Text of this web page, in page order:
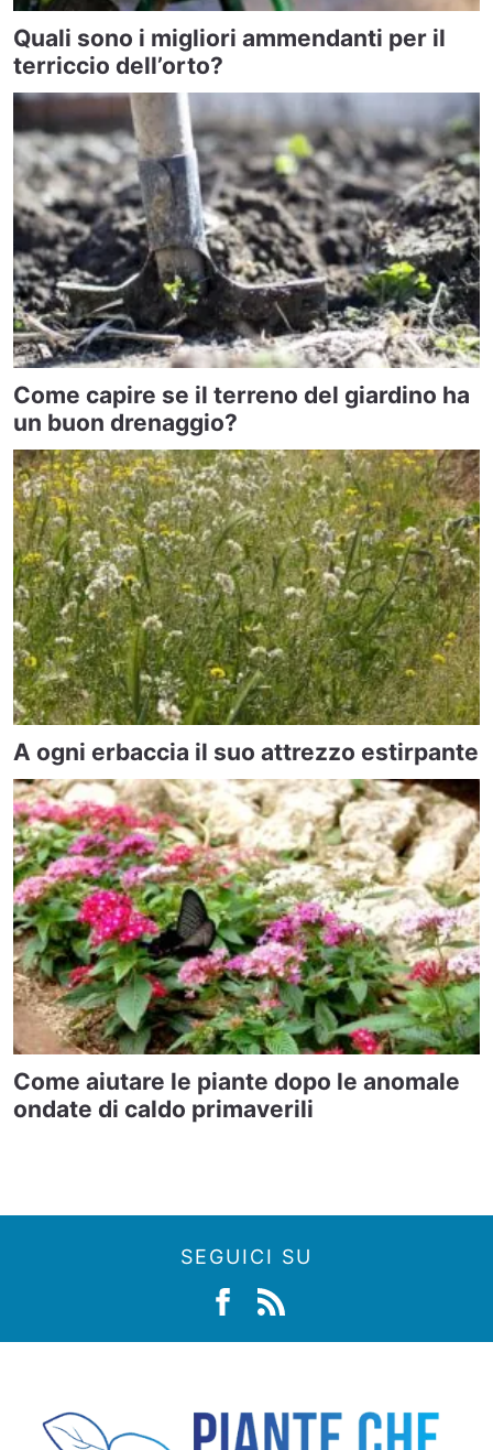
Quali sono i migliori ammendanti per il
terriccio dell’orto?
Come capire se il terreno del giardino ha
un buon drenaggio?
A ogni erbaccia il suo attrezzo estirpante
Come aiutare le piante dopo le anomale
ondate di caldo primaverili
SEGUICI SU